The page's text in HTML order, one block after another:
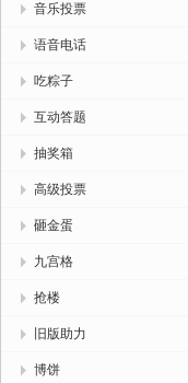
音乐投票
语音电话
吃粽子
互动答题
抽奖箱
高级投票
砸金蛋
九宫格
抢楼
旧版助力
博饼